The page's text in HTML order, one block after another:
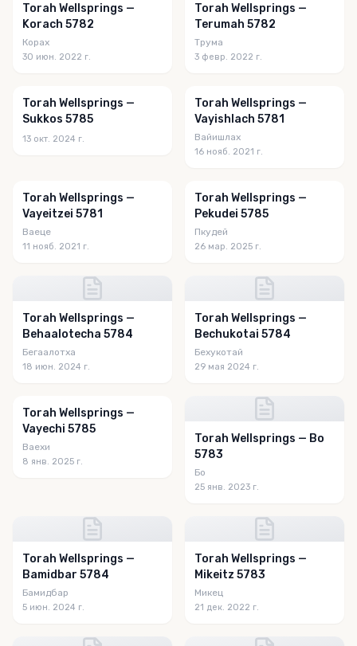
Torah Wellsprings —
Korach 5782
Корах
30 июн. 2022 г.
Torah Wellsprings —
Terumah 5782
Трума
3 февр. 2022 г.
Torah Wellsprings —
Sukkos 5785
13 окт. 2024 г.
Torah Wellsprings —
Vayishlach 5781
Вайишлах
16 нояб. 2021 г.
Torah Wellsprings —
Vayeitzei 5781
Ваеце
11 нояб. 2021 г.
Torah Wellsprings —
Pekudei 5785
Пкудей
26 мар. 2025 г.
Torah Wellsprings —
Behaalotecha 5784
Бегаалотха
18 июн. 2024 г.
Torah Wellsprings —
Bechukotai 5784
Бехукотай
29 мая 2024 г.
Torah Wellsprings —
Vayechi 5785
Ваехи
8 янв. 2025 г.
Torah Wellsprings — Bo
5783
Бо
25 янв. 2023 г.
Torah Wellsprings —
Bamidbar 5784
Бамидбар
5 июн. 2024 г.
Torah Wellsprings —
Mikeitz 5783
Микец
21 дек. 2022 г.